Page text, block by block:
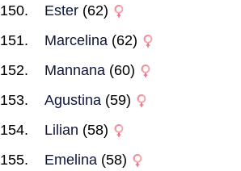
Ester (62)
Marcelina (62)
Mannana (60)
Agustina (59)
Lilian (58)
Emelina (58)